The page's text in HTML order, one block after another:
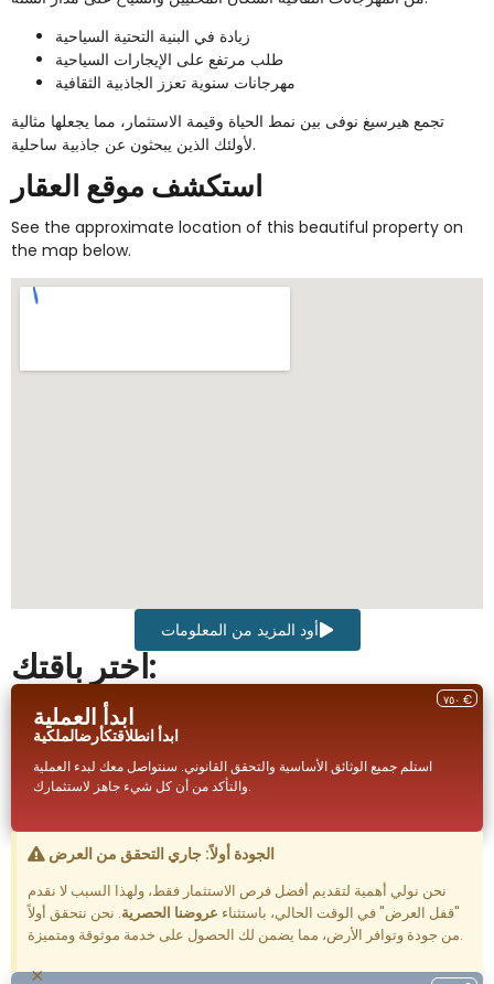
زيادة في البنية التحتية السياحية
طلب مرتفع على الإيجارات السياحية
مهرجانات سنوية تعزز الجاذبية الثقافية
تجمع هيرسيغ نوفى بين نمط الحياة وقيمة الاستثمار، مما يجعلها مثالية
لأولئك الذين يبحثون عن جاذبية ساحلية.
استكشف موقع العقار
See the approximate location of this beautiful property on
the map below.
أود المزيد من المعلومات
اختر باقتك:
ابدأ العملية
ابدأ انطلاقتكأرضالملكية
٧٥٠ €
استلم جميع الوثائق الأساسية والتحقق القانوني. سنتواصل معك لبدء العملية
والتأكد من أن كل شيء جاهز لاستثمارك.
الجودة أولاً: جاري التحقق من العرض
نحن نولي أهمية لتقديم أفضل فرص الاستثمار فقط، ولهذا السبب لا نقدم
"قفل العرض" في الوقت الحالي، باستثناء عروضنا الحصرية. نحن نتحقق أولاً
من جودة وتوافر الأرض، مما يضمن لك الحصول على خدمة موثوقة ومتميزة.
×